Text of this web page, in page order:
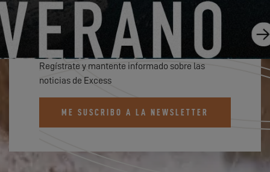
SUSCRÍBETE AL BOLETÍN DE
EXCESS
Regístrate y mantente informado sobre las
noticias de Excess
ME SUSCRIBO A LA NEWSLETTER